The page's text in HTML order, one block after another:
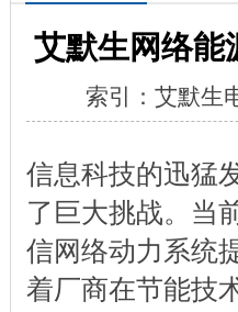
艾默生网络能
索引：艾默生
信息科技的迅猛
了巨大挑战。当
信网络动力系统
着厂商在节能技